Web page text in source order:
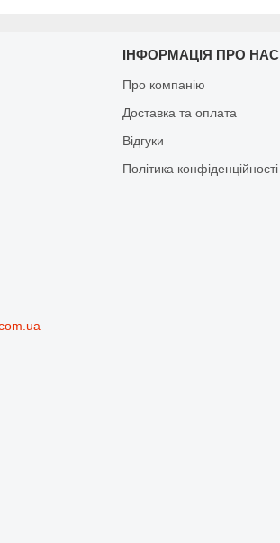
ІНФОРМАЦІЯ ПРО НАС
Про компанію
Доставка та оплата
Відгуки
Політика конфіденційності